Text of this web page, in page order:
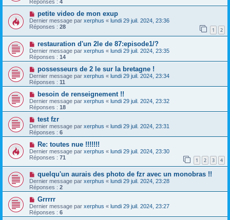
Réponses : 4
petite video de mon exup
Dernier message par xerphus « lundi 29 juil. 2024, 23:36
Réponses : 28 1 2
restauration d'un 2le de 87:episode1/?
Dernier message par xerphus « lundi 29 juil. 2024, 23:35
Réponses : 14
possesseurs de 2 le sur la bretagne !
Dernier message par xerphus « lundi 29 juil. 2024, 23:34
Réponses : 11
besoin de renseignement !!
Dernier message par xerphus « lundi 29 juil. 2024, 23:32
Réponses : 18
test fzr
Dernier message par xerphus « lundi 29 juil. 2024, 23:31
Réponses : 6
Re: toutes nue !!!!!!!
Dernier message par xerphus « lundi 29 juil. 2024, 23:30
Réponses : 71 1 2 3 4
quelqu'un aurais des photo de fzr avec un monobras !!
Dernier message par xerphus « lundi 29 juil. 2024, 23:28
Réponses : 2
Grrrrr
Dernier message par xerphus « lundi 29 juil. 2024, 23:27
Réponses : 6